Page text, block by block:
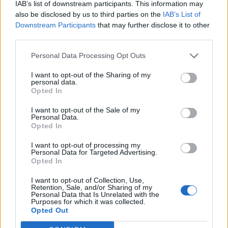
IAB’s list of downstream participants. This information may
also be disclosed by us to third parties on the IAB’s List of
Downstream Participants that may further disclose it to other
Personal Data Processing Opt Outs
I want to opt-out of the Sharing of my
personal data.
Opted In
I want to opt-out of the Sale of my
Personal Data.
Opted In
I want to opt-out of processing my
Personal Data for Targeted Advertising.
Opted In
I want to opt-out of Collection, Use,
Retention, Sale, and/or Sharing of my
Personal Data that Is Unrelated with the
Purposes for which it was collected.
Opted Out
me Kinën
Berisha kundër reformës
instrument për
shpopullimin e Shqipërisë
Shpërthen Etna,
aeroportin e Katanias për
dhe Ballukun: 83
mandatet po përdoren si
mburojë për aferat
kriminale
termometrin në 41°C,
Osmani zbulon zonat me
temperaturat më të larta